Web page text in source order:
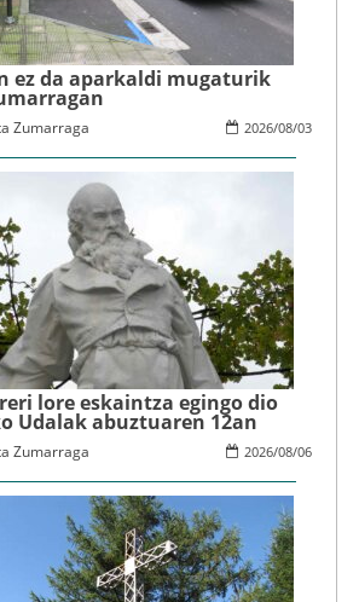
ez da aparkaldi mugaturik
2026/08/03
Zumarraga
lore eskaintza egingo dio
Udalak abuztuaren 12an
2026/08/06
Zumarraga